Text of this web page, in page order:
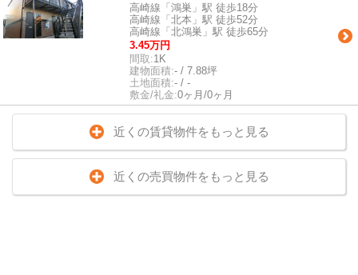
高崎線「鴻巣」駅 徒歩18分
高崎線「北本」駅 徒歩52分
高崎線「北鴻巣」駅 徒歩65分
3.45万円
間取:1K
建物面積:- / 7.88坪
土地面積:- / -
敷金/礼金:0ヶ月/0ヶ月
近くの賃貸物件をもっと見る
近くの売買物件をもっと見る